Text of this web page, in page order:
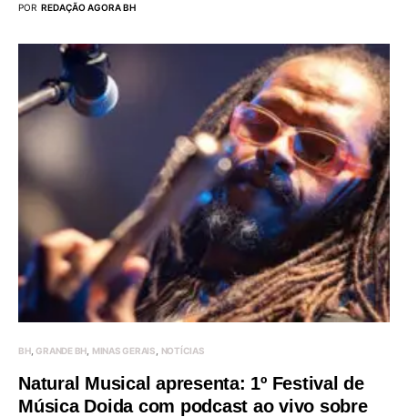
POR REDAÇÃO AGORA BH
BH GRANDE BH MINAS GERAIS NOTÍCIAS
Natural Musical apresenta: 1º Festival de
Música Doida com podcast ao vivo sobre